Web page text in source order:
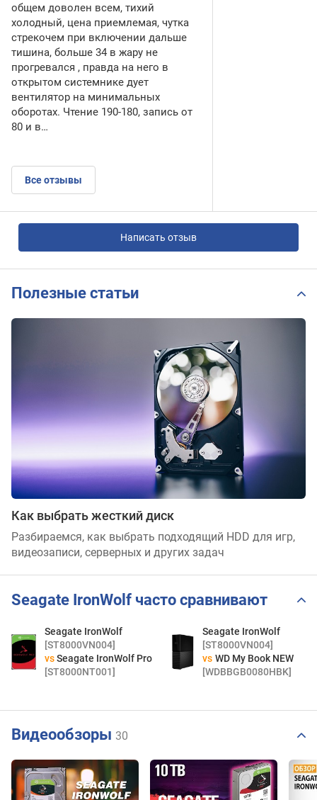
общем доволен всем, тихий
холодный, цена приемлемая, чутка
стрекочем при включении дальше
тишина, больше 34 в жару не
прогревался , правда на него в
открытом системнике дует
вентилятор на минимальных
оборотах. Чтение 190-180, запись от
80 и в…
Все отзывы
Написать отзыв
Полезные статьи
Как выбрать жесткий диск
Разбираемся, как выбрать подходящий HDD для игр,
видеозаписи, серверных и других задач
Seagate IronWolf часто сравнивают
Seagate IronWolf
[ST8000VN004]
vs Seagate IronWolf Pro
[ST8000NT001]
Seagate IronWolf
[ST8000VN004]
vs WD My Book NEW
[WDBBGB0080HBK]
Видеообзоры 30